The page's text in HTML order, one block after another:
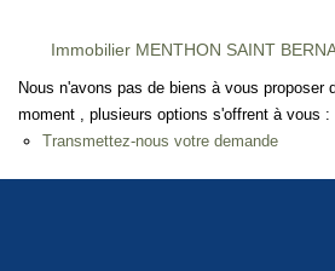
EN
Immobilier MENTHON SAINT
Nous n'avons pas de biens à vous proposer
moment , plusieurs options s'offrent à vous :
Transmettez-nous votre demande